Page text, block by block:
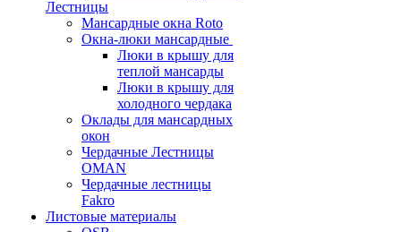
Лестницы
Мансардные окна Roto
Окна-люки мансардные
Люки в крышу для
теплой мансарды
Люки в крышу для
холодного чердака
Оклады для мансардных
окон
Чердачные Лестницы
OMAN
Чердачные лестницы
Fakro
Листовые материалы